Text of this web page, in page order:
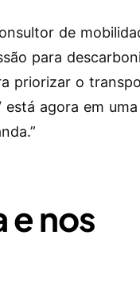
de
para
priorizar o
agora em uma
e nos